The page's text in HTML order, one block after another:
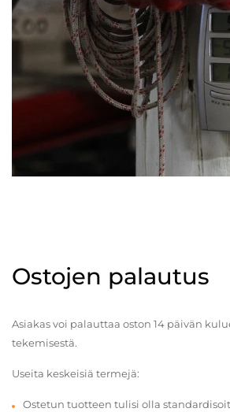
Ostojen palautus
Asiakas voi palauttaa oston 14 päivän
tekemisestä.
Useita keskeisiä termejä:
Ostetun tuotteen tulisi olla